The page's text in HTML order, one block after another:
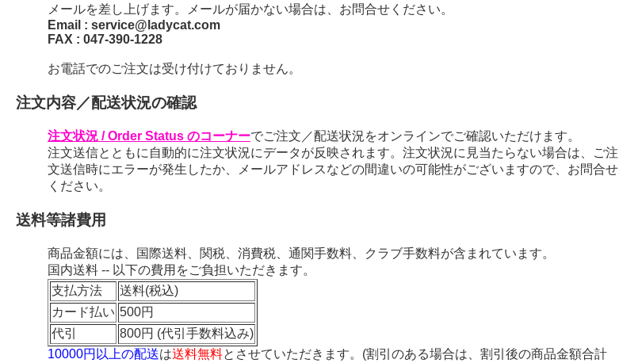
メールを差し上げます。メールが届かない場合は、お問合せください。
Email : service@ladycat.com
FAX : 047-390-1228
お電話でのご注文は受け付けておりません。
注文内容／配送状況の確認
注文状況 / Order Status のコーナーでご注文／配送状況をオンラインでご確認いただけます。
注文送信とともに自動的に注文状況にデータが反映されます。注文状況に見当たらない場合は、ご注
文送信時にエラーが発生したか、メールアドレスなどの間違いの可能性がございますので、お問合せ
ください。
送料等諸費用
商品金額には、国際送料、関税、消費税、通関手数料、クラブ手数料が含まれています。
国内送料 -- 以下の費用をご負担いただきます。
支払方法
送料(税込)
カード払い 500円
代引
800円 (代引手数料込み)
10000円以上の配送は送料無料とさせていただきます。(割引のある場合は、割引後の商品金額合計